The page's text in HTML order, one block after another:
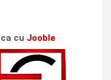
cu Jooble